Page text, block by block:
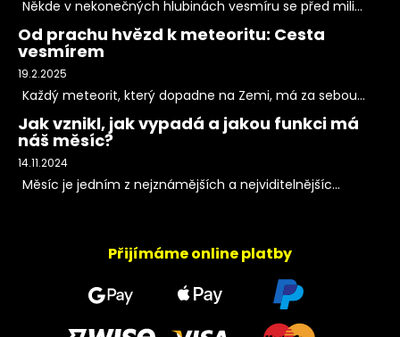
Někde v nekonečných hlubinách vesmíru se před mili...
Od prachu hvězd k meteoritu: Cesta
vesmírem
19.2.2025
Každý meteorit, který dopadne na Zemi, má za sebou...
Jak vznikl, jak vypadá a jakou funkci má
náš měsíc?
14.11.2024
Měsíc je jedním z nejznámějších a nejviditelnějšíc...
Přijímáme online platby